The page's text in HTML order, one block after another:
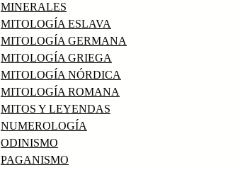
MINERALES
MITOLOGÍA ESLAVA
MITOLOGÍA GERMANA
MITOLOGÍA GRIEGA
MITOLOGÍA NÓRDICA
MITOLOGÍA ROMANA
MITOS Y LEYENDAS
NUMEROLOGÍA
ODINISMO
PAGANISMO